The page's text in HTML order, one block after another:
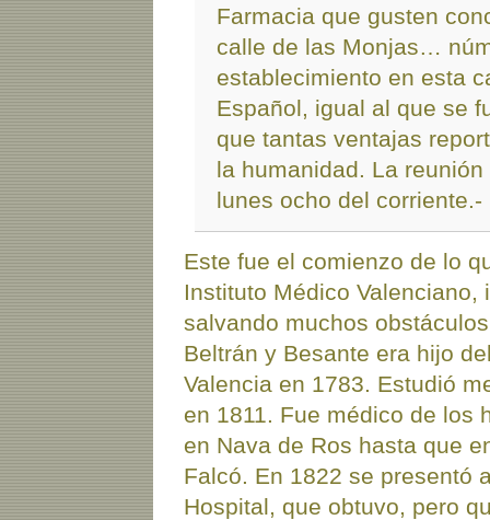
Farmacia que gusten
calle de las Monjas…
establecimiento en esta
Español, igual al que se
que tantas ventajas
la humanidad. La
lunes ocho del
Este fue el comienzo de lo
Instituto Médico
salvando muchos
Beltrán y Besante era hijo
Valencia en 1783. Estudió
en 1811. Fue médico de los
en Nava de Ros hasta que
Falcó. En 1822 se presentó
Hospital, que obtuvo, pero